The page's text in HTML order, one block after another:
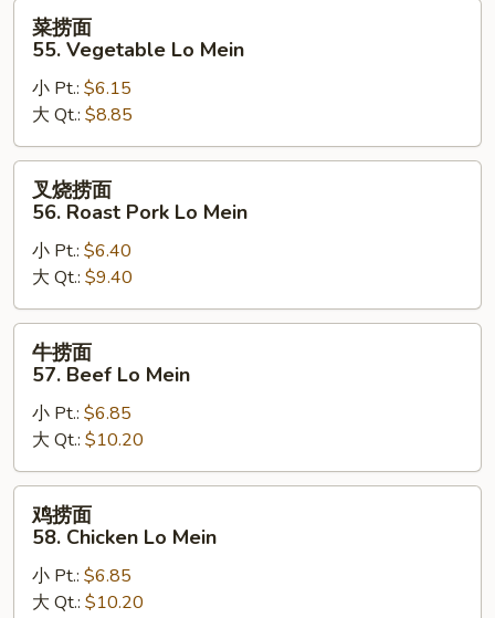
55.
Vegetable
Lo
Mein
菜捞面
55. Vegetable Lo Mein
小 Pt.: $6.15
大 Qt.: $8.85
56.
Roast
Pork
Lo
Mein
叉烧捞面
56. Roast Pork Lo Mein
小 Pt.: $6.40
大 Qt.: $9.40
57.
Beef
Lo
Mein
牛捞面
57. Beef Lo Mein
小 Pt.: $6.85
大 Qt.: $10.20
58.
Chicken
鸡捞面
58. Chicken Lo Mein
小 Pt.: $6.85
大 Qt.: $10.20